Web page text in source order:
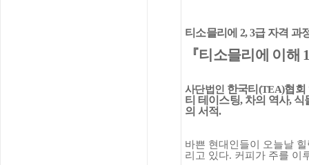
티소믈리에 2, 3급 자격 과
『티소믈리에 이해
사단법인 한국티 (TEA)협회
티 테이스팅, 차의 역사, 식
의 서적.
바쁜 현대인들이 오늘날
리고 있다. 커피가 주를 이